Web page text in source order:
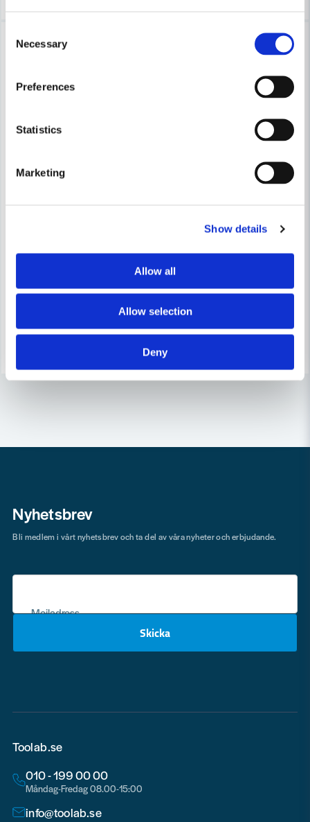
Selection
Necessary
Preferences
Statistics
Marketing
Show details
Allow all
Allow selection
Deny
Makita F-32663 Klammer 10x16mm BST220, BST221,
283 kr
-18%
MAKITA POWERTOOLS
410 kr
335 kr
3-7 arbetsdagar
Nyhetsbrev
Mejladress
Skicka
Bli medlem i vårt nyhetsbrev och ta del av våra nyheter och erbjudande.
Toolab.se
010 - 199 00 00
Måndag-Fredag 08.00-15:00
info@toolab.se